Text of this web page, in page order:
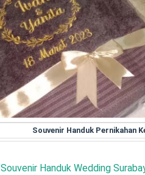
Souvenir Handuk Pernikahan
Souvenir Handuk Wedding